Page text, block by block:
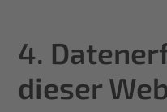
4.
dieser